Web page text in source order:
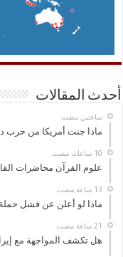
أحدث المقالات
‏ساعتين مضت
ماذا جنت أمريكا من حرب
علوم القرآن محاضرات
ماذا لو أعلن عن فشل حملة
هل تكشف المواجهة مع